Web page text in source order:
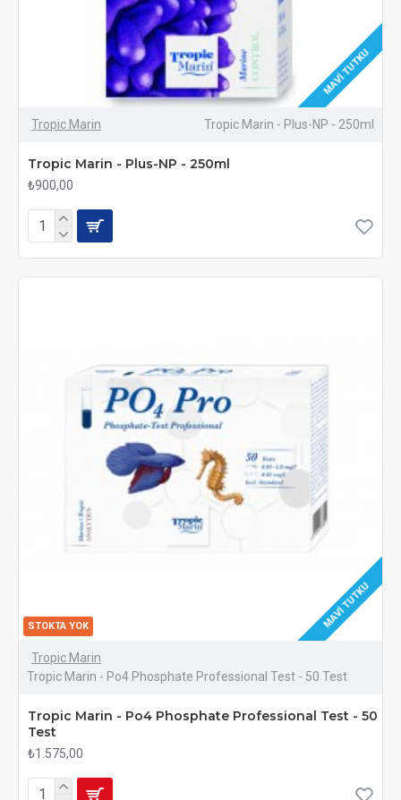
MAVI TUTKU
Tropic Marin Tropic Marin - Plus-NP - 250ml
Tropic Marin - Plus-NP - 250ml
₺900,00
MAVI TUTKU
STOKTA YOK
Tropic Marin
Tropic Marin - Po4 Phosphate Professional Test - 50 Test
Tropic Marin - Po4 Phosphate Professional Test - 50
Test
₺1.575,00